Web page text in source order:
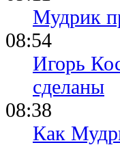
Мудрик
08:54
Игорь
сделаны
08:38
Как